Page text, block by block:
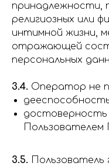
принадлежности,
религиозных или
интимной жизни,
отражающей
персональных
3.4. Оператор не
достоверность
Пользователем
3.5.